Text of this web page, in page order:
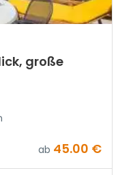
große
ab 45.00 €